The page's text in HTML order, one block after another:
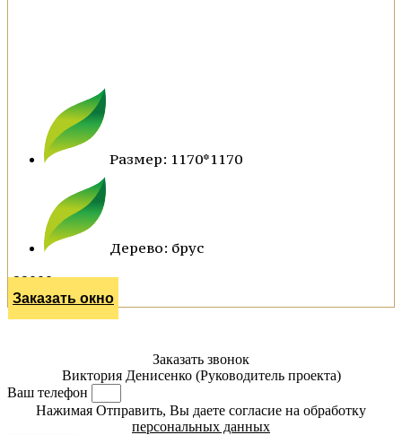
Размер: 1170*1170
Дерево: брус
23000 р.
Заказать окно
Заказать звонок
Виктория Денисенко (Руководитель проекта)
Ваш телефон
Нажимая Отправить, Вы даете согласие на обработку
персональных данных